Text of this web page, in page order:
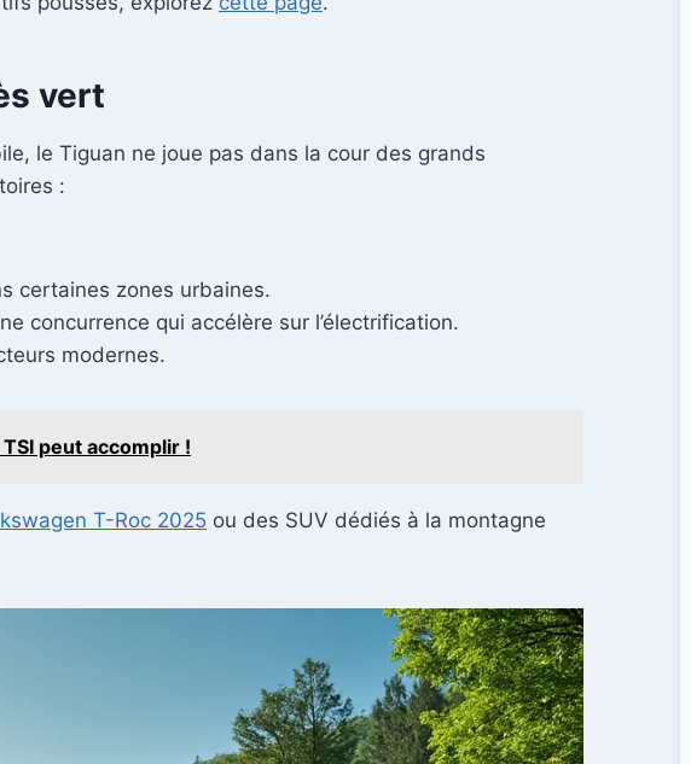
vert
le Tiguan ne joue pas dans la cour des grands
:
certaines zones urbaines.
concurrence qui accélère sur l’électrification.
modernes.
peut accomplir !
T-Roc 2025 ou des SUV dédiés à la montagne